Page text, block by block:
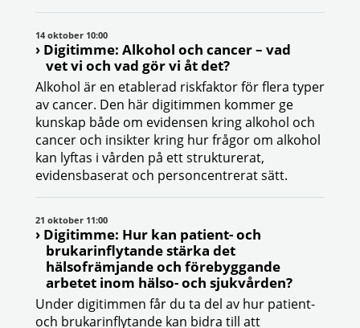
14 oktober 10:00
Digitimme: Alkohol och cancer – vad
vet vi och vad gör vi åt det?
Alkohol är en etablerad riskfaktor för flera typer
av cancer. Den här digitimmen kommer ge
kunskap både om evidensen kring alkohol och
cancer och insikter kring hur frågor om alkohol
kan lyftas i vården på ett strukturerat,
evidensbaserat och personcentrerat sätt.
21 oktober 11:00
Digitimme: Hur kan patient- och
brukarinflytande stärka det
hälsofrämjande och förebyggande
arbetet inom hälso- och sjukvården?
Under digitimmen får du ta del av hur patient-
och brukarinflytande kan bidra till att